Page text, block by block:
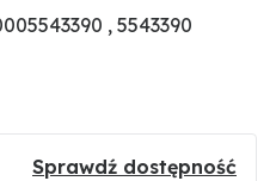
, 5543390
Sprawdź dostępność